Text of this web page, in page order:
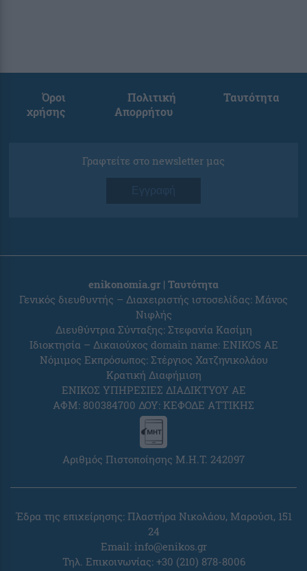
Όροι
χρήσης
Πολιτική
Απορρήτου
Ταυτότητα
Γραφτείτε στο newsletter μας
Εγγραφή
enikonomia.gr | Ταυτότητα
Γενικός διευθυντής – Διαχειριστής ιστοσελίδας: Μάνος
Νιφλής
Διευθύντρια Σύνταξης: Στεφανία Κασίμη
Ιδιοκτησία – Δικαιούχος domain name: ENIKOS AE
Νόμιμος Εκπρόσωπος: Στέργιος Χατζηνικολάου
Κρατική Διαφήμιση
ΕΝΙΚΟΣ ΥΠΗΡΕΣΙΕΣ ΔΙΑΔΙΚΤΥΟΥ ΑΕ
ΑΦΜ: 800384700 ΔΟΥ: ΚΕΦΟΔΕ ΑΤΤΙΚΗΣ
Αριθμός Πιστοποίησης Μ.Η.Τ. 242097
Έδρα της επιχείρησης: Πλαστήρα Νικολάου, Μαρούσι, 151
24
Email: info@enikos.gr
Τηλ. Επικοινωνίας: +30 (210) 878-8006